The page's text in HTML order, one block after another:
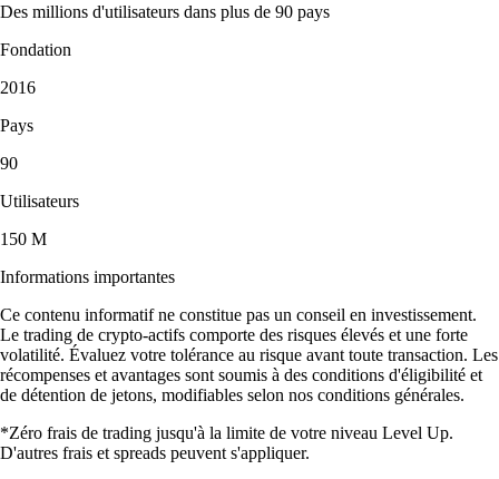
Des millions d'utilisateurs dans plus de 90 pays
Fondation
2016
Pays
90
Utilisateurs
150 M
Informations importantes
Ce contenu informatif ne constitue pas un conseil en investissement.
Le trading de crypto-actifs comporte des risques élevés et une forte
volatilité. Évaluez votre tolérance au risque avant toute transaction. Les
récompenses et avantages sont soumis à des conditions d'éligibilité et
de détention de jetons, modifiables selon nos conditions générales.
*Zéro frais de trading jusqu'à la limite de votre niveau Level Up.
D'autres frais et spreads peuvent s'appliquer.